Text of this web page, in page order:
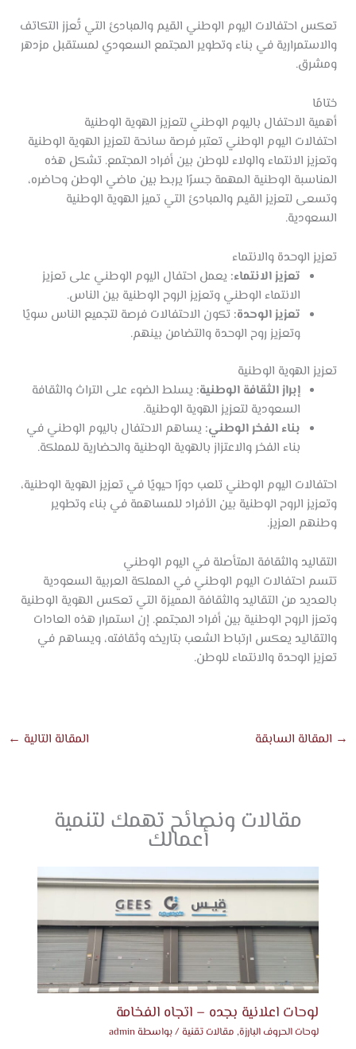
تعكس احتفالات اليوم الوطني القيم والمبادئ التي تُعزز التكاتف
والاستمرارية في بناء وتطوير المجتمع السعودي لمستقبل مزدهر
ومشرق.
ختامًا
أهمية الاحتفال باليوم الوطني لتعزيز الهوية الوطنية
احتفالات اليوم الوطني تعتبر فرصة سانحة لتعزيز الهوية الوطنية
وتعزيز الانتماء والولاء للوطن بين أفراد المجتمع. تشكل هذه
المناسبة الوطنية المهمة جسرًا يربط بين ماضي الوطن وحاضره،
وتسعى لتعزيز القيم والمبادئ التي تميز الهوية الوطنية
السعودية.
تعزيز الوحدة والانتماء
تعزيز الانتماء: يعمل احتفال اليوم الوطني على تعزيز
الانتماء الوطني وتعزيز الروح الوطنية بين الناس.
تعزيز الوحدة: تكون الاحتفالات فرصة لتجميع الناس سويًا
وتعزيز روح الوحدة والتضامن بينهم.
تعزيز الهوية الوطنية
إبراز الثقافة الوطنية: يسلط الضوء على التراث والثقافة
السعودية لتعزيز الهوية الوطنية.
بناء الفخر الوطني: يساهم الاحتفال باليوم الوطني في
بناء الفخر والاعتزاز بالهوية الوطنية والحضارية للمملكة.
احتفالات اليوم الوطني تلعب دورًا حيويًا في تعزيز الهوية الوطنية،
وتعزيز الروح الوطنية بين الأفراد للمساهمة في بناء وتطوير
وطنهم العزيز.
التقاليد والثقافة المتأصلة في اليوم الوطني
تتسم احتفالات اليوم الوطني في المملكة العربية السعودية
بالعديد من التقاليد والثقافة المميزة التي تعكس الهوية الوطنية
وتعزز الروح الوطنية بين أفراد المجتمع. إن استمرار هذه العادات
والتقاليد يعكس ارتباط الشعب بتاريخه وثقافته، ويساهم في
تعزيز الوحدة والانتماء للوطن.
→ المقالة السابقة المقالة التالية ←
مقالات ونصائح تهمك لتنمية
أعمالك
لوحات اعلانية بجده – اتجاه الفخامة
لوحات الحروف البارزة, مقالات تقنية / بواسطة admin